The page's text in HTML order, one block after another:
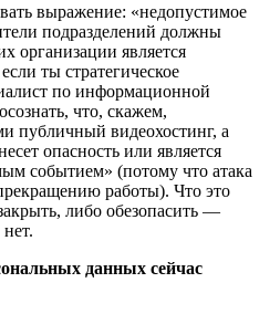
выражение: «недопустимое
подразделений должны
организации является
ты стратегическое
по информационной
что, скажем,
публичный видеохостинг, а
опасность или является
событием» (потому что атака
работы). Что это
либо обезопасить —
данных сейчас